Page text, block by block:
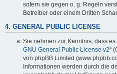
sofern sie gegen o. g. Regeln
Betreiber oder einem Dritten
4. GENERAL PUBLIC LICENSE
Sie nehmen zur Kenntnis, dass
GNU General Public License v2“
von phpBB Limited
Informationen werden durch die